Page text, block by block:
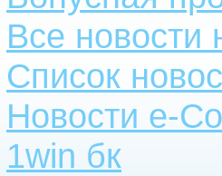
Все новости
Список
Новости e-
1win бк